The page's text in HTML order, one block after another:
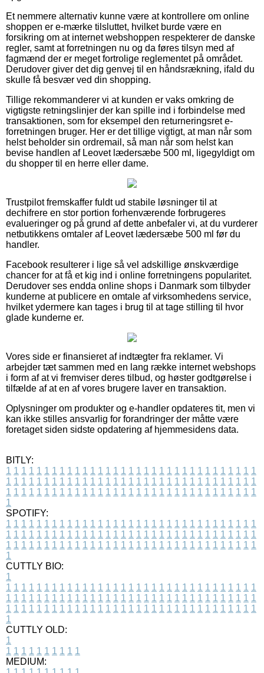
Et nemmere alternativ kunne være at kontrollere om online
shoppen er e-mærke tilsluttet, hvilket burde være en
forsikring om at internet webshoppen respekterer de danske
regler, samt at forretningen nu og da føres tilsyn med af
fagmænd der er meget fortrolige reglementet på området.
Derudover giver det dig genvej til en håndsrækning, ifald du
skulle få besvær ved din shopping.
Tillige rekommanderer vi at kunden er vaks omkring de
vigtigste retningslinjer der kan spille ind i forbindelse med
transaktionen, som for eksempel den returneringsret e-
forretningen bruger. Her er det tillige vigtigt, at man når som
helst beholder sin ordremail, så man når som helst kan
bevise handlen af Leovet lædersæbe 500 ml, ligegyldigt om
du shopper til en herre eller dame.
Trustpilot fremskaffer fuldt ud stabile løsninger til at
dechifrere en stor portion forhenværende forbrugeres
evalueringer og på grund af dette anbefaler vi, at du vurderer
netbutikkens omtaler af Leovet lædersæbe 500 ml før du
handler.
Facebook resulterer i lige så vel adskillige ønskværdige
chancer for at få et kig ind i online forretningens popularitet.
Derudover ses endda online shops i Danmark som tilbyder
kunderne at publicere en omtale af virksomhedens service,
hvilket ydermere kan tages i brug til at tage stilling til hvor
glade kunderne er.
Vores side er finansieret af indtægter fra reklamer. Vi
arbejder tæt sammen med en lang række internet webshops
i form af at vi fremviser deres tilbud, og høster godtgørelse i
tilfælde af at en af vores brugere laver en transaktion.
Oplysninger om produkter og e-handler opdateres tit, men vi
kan ikke stilles ansvarlig for forandringer der måtte være
foretaget siden sidste opdatering af hjemmesidens data.
BITLY:
1 1 1 1 1 1 1 1 1 1 1 1 1 1 1 1 1 1 1 1 1 1 1 1 1 1 1 1 1 1 1 1 1
1 1 1 1 1 1 1 1 1 1 1 1 1 1 1 1 1 1 1 1 1 1 1 1 1 1 1 1 1 1 1 1 1
1 1 1 1 1 1 1 1 1 1 1 1 1 1 1 1 1 1 1 1 1 1 1 1 1 1 1 1 1 1 1 1 1
1
SPOTIFY:
1 1 1 1 1 1 1 1 1 1 1 1 1 1 1 1 1 1 1 1 1 1 1 1 1 1 1 1 1 1 1 1 1
1 1 1 1 1 1 1 1 1 1 1 1 1 1 1 1 1 1 1 1 1 1 1 1 1 1 1 1 1 1 1 1 1
1 1 1 1 1 1 1 1 1 1 1 1 1 1 1 1 1 1 1 1 1 1 1 1 1 1 1 1 1 1 1 1 1
1
CUTTLY BIO:
1
1 1 1 1 1 1 1 1 1 1 1 1 1 1 1 1 1 1 1 1 1 1 1 1 1 1 1 1 1 1 1 1 1
1 1 1 1 1 1 1 1 1 1 1 1 1 1 1 1 1 1 1 1 1 1 1 1 1 1 1 1 1 1 1 1 1
1 1 1 1 1 1 1 1 1 1 1 1 1 1 1 1 1 1 1 1 1 1 1 1 1 1 1 1 1 1 1 1 1
1
CUTTLY OLD:
1
1 1 1 1 1 1 1 1 1 1
MEDIUM: